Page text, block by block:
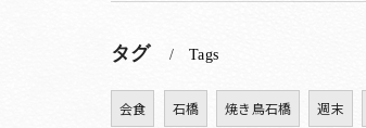
タグ Tags
会食 石橋 焼き鳥石橋 週末